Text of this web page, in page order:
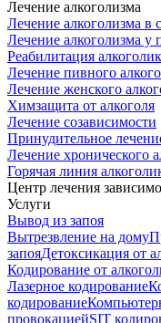
Лечение алкоголизма
Лечение алкоголизма в
Лечение алкоголизма у
Реабилитация
Лечение пивного
Лечение женского
Химзащита от алкоголя
Лечение созависимости
Принудительное
Лечение хронического
Горячая линия
Центр лечения
Услуги
Вывод из запоя
Вытрезвление на дому
запояДетоксикация от
Кодирование от
Лазерное кодирование
кодирование
провокациейSIT